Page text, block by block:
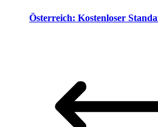
Österreich: Kostenloser